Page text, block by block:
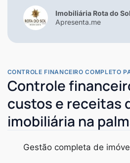
CONTROLE FINANCEIRO COMPLETO
Controle
custos e receitas
imobiliária na
Gestão completa de
Imobiliária Rota do Sol
Apresenta.me